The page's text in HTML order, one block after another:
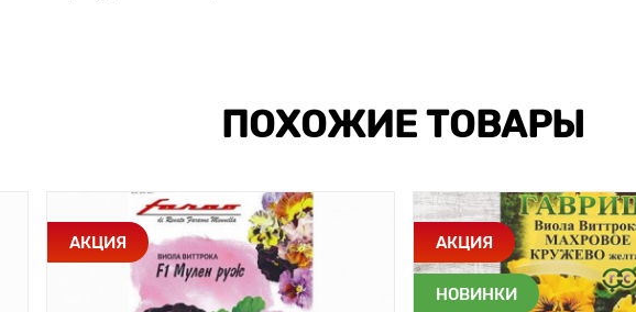
ПОХОЖИЕ ТОВАРЫ
АКЦИЯ АКЦИЯ
НОВИНКИ